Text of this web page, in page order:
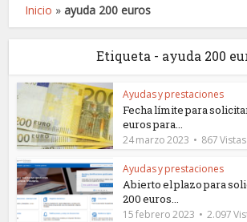
Inicio »ayuda 200 euros
Etiqueta - ayuda 200
Ayudas y prestaciones
Fecha límite para
euros para...
24 marzo 2023 867 Vistas
Ayudas y prestaciones
Abierto el plazo para
200 euros...
15 febrero 2023 2.097